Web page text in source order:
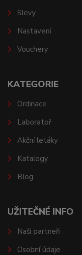
Slevy
Nastavení
Vouchery
KATEGORIE
Ordinace
Laboratoř
Akční letáky
Katalogy
Blog
UŽITEČNÉ INFO
Naši partneři
Osobní údaje